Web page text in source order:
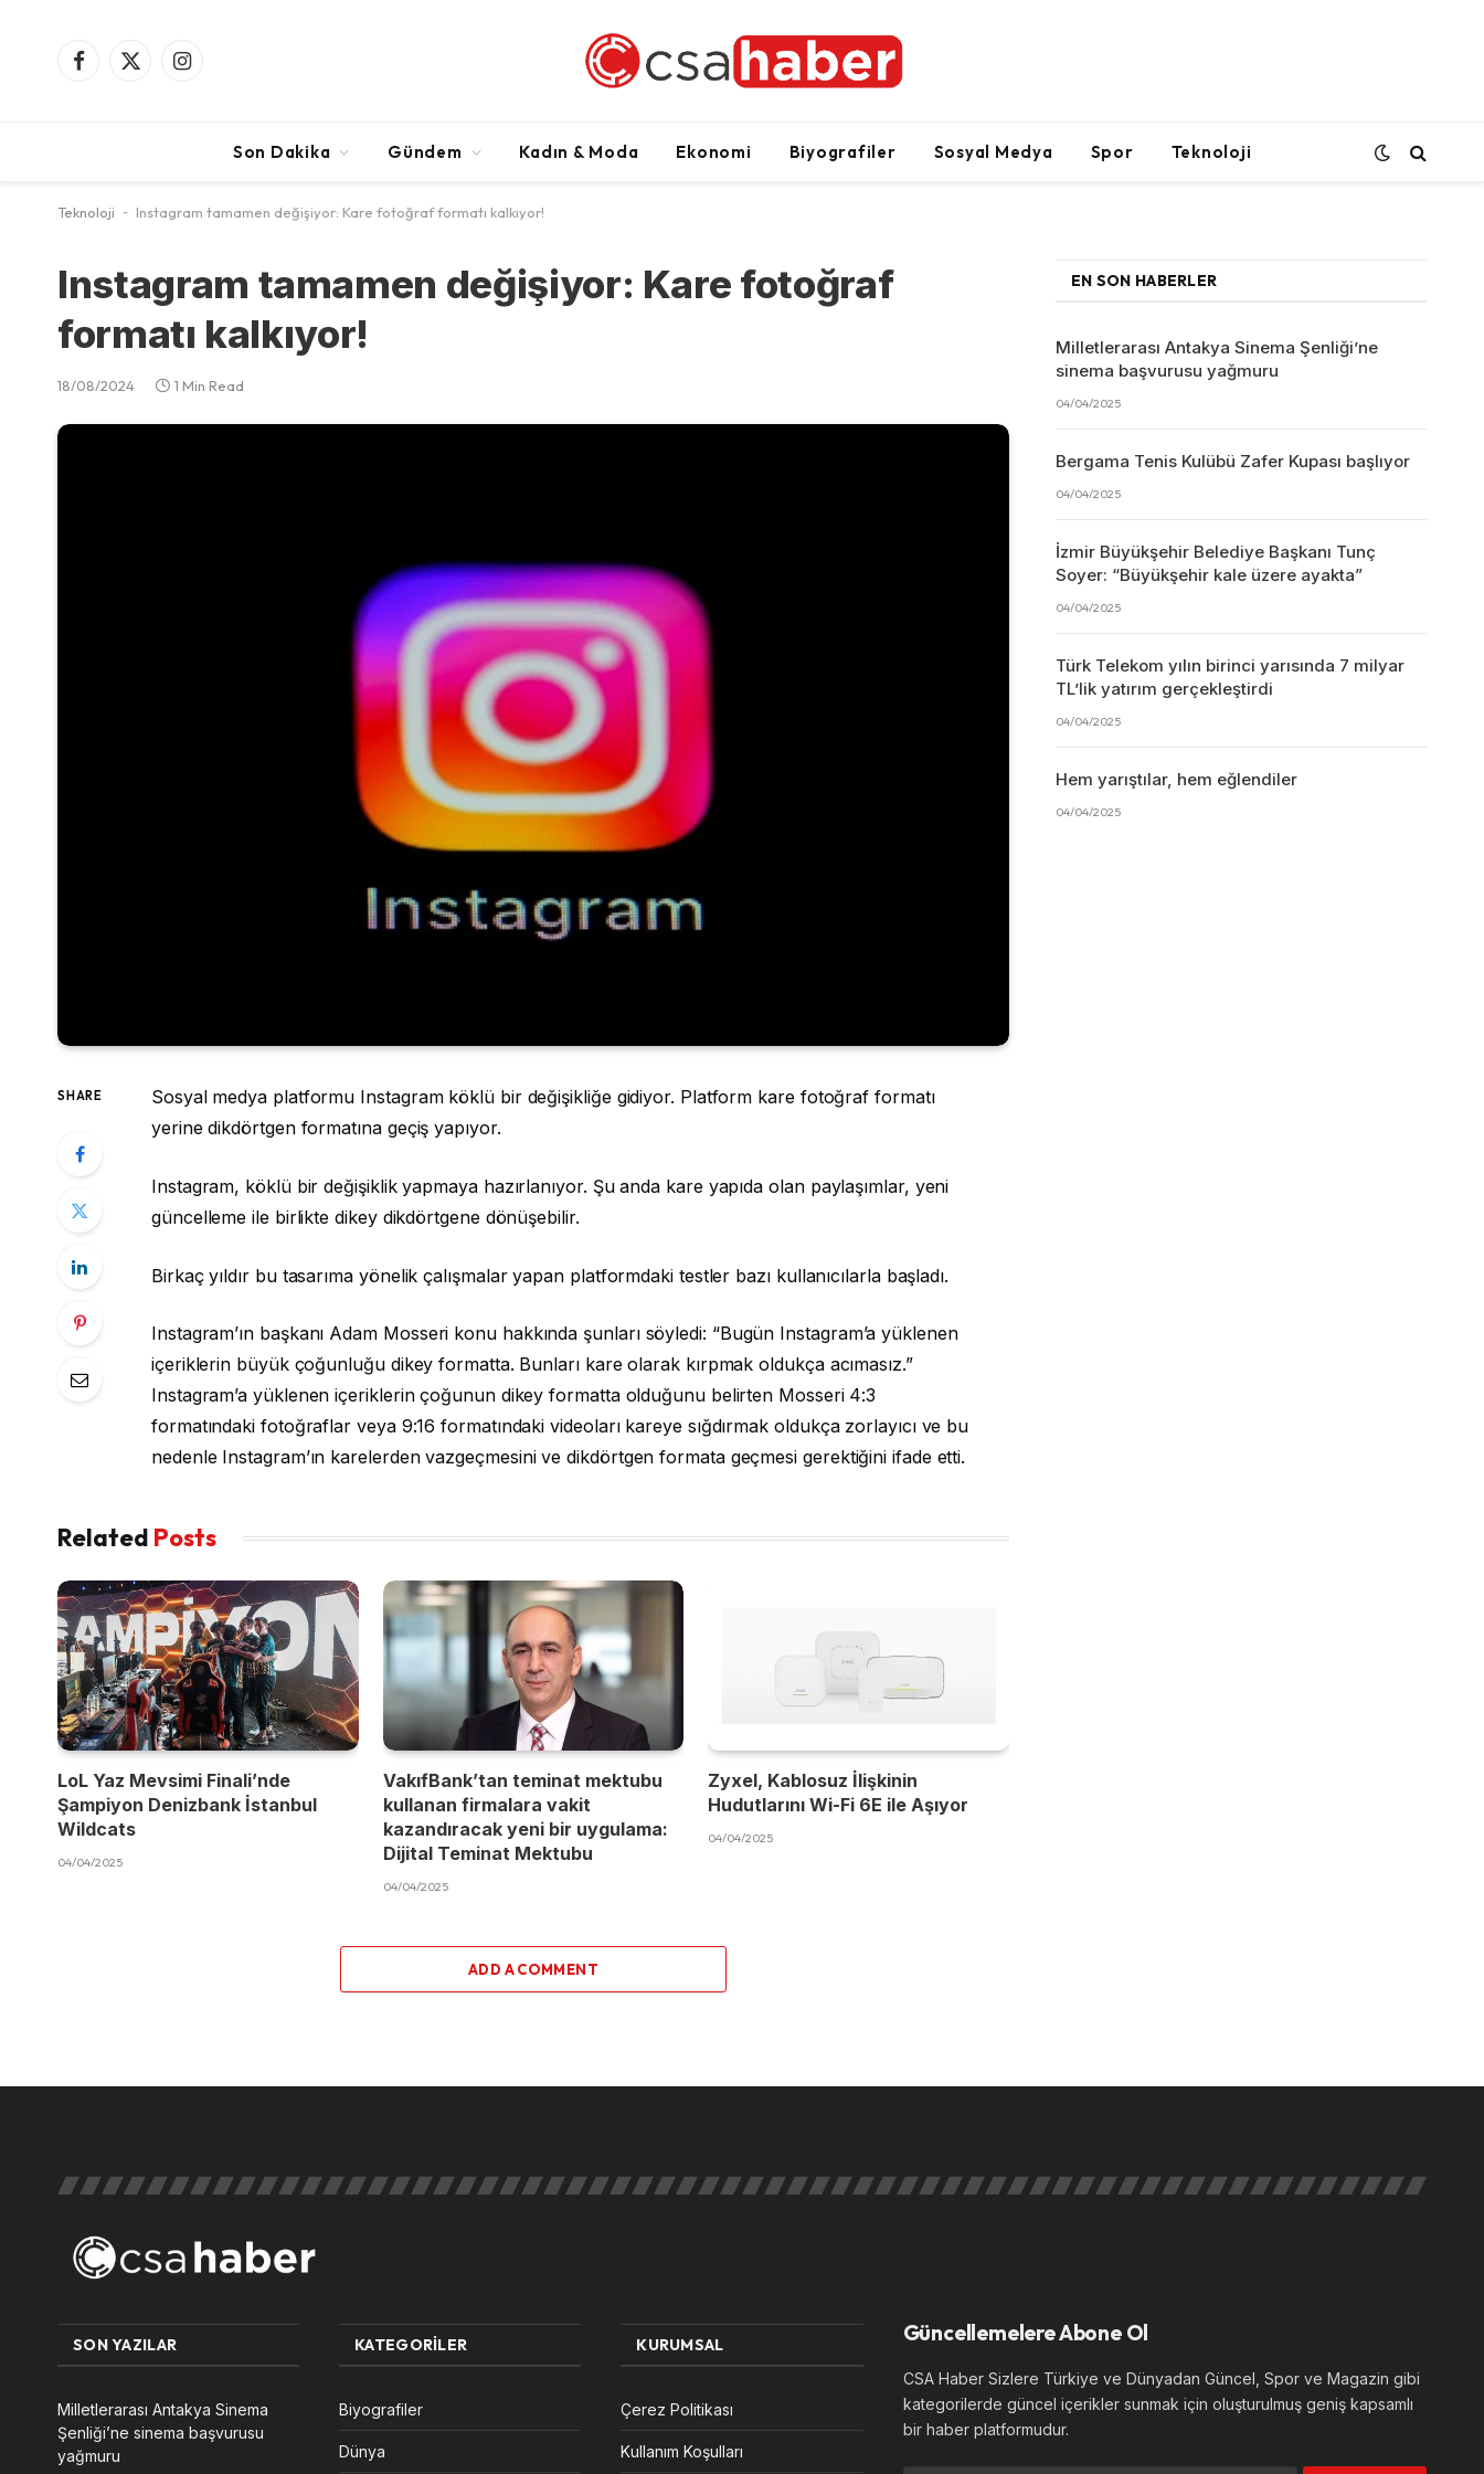
Facebook
X
Instagram
Son Dakika Gündem Kadın & Moda Ekonomi Biyografiler Sosyal Medya Spor Teknoloji
Teknoloji - Instagram tamamen değişiyor: Kare fotoğraf formatı kalkıyor!
Instagram tamamen değişiyor: Kare fotoğraf
formatı kalkıyor!
18/08/2024 1 Min Read
SHARE
Sosyal medya platformu Instagram köklü bir değişikliğe gidiyor. Platform kare fotoğraf formatı
yerine dikdörtgen formatına geçiş yapıyor.
Instagram, köklü bir değişiklik yapmaya hazırlanıyor. Şu anda kare yapıda olan paylaşımlar, yeni
güncelleme ile birlikte dikey dikdörtgene dönüşebilir.
Birkaç yıldır bu tasarıma yönelik çalışmalar yapan platformdaki testler bazı kullanıcılarla başladı.
Instagram’ın başkanı Adam Mosseri konu hakkında şunları söyledi: “Bugün Instagram’a yüklenen
içeriklerin büyük çoğunluğu dikey formatta. Bunları kare olarak kırpmak oldukça acımasız.”
Instagram’a yüklenen içeriklerin çoğunun dikey formatta olduğunu belirten Mosseri 4:3
formatındaki fotoğraflar veya 9:16 formatındaki videoları kareye sığdırmak oldukça zorlayıcı ve bu
nedenle Instagram’ın karelerden vazgeçmesini ve dikdörtgen formata geçmesi gerektiğini ifade etti.
Related Posts
LoL Yaz Mevsimi Finali’nde
Şampiyon Denizbank İstanbul
Wildcats
04/04/2025
VakıfBank’tan teminat mektubu
kullanan firmalara vakit
kazandıracak yeni bir uygulama:
Dijital Teminat Mektubu
04/04/2025
Zyxel, Kablosuz İlişkinin
Hudutlarını Wi-Fi 6E ile Aşıyor
04/04/2025
ADD A COMMENT
EN SON HABERLER
Milletlerarası Antakya Sinema Şenliği’ne
sinema başvurusu yağmuru
04/04/2025
Bergama Tenis Kulübü Zafer Kupası başlıyor
04/04/2025
İzmir Büyükşehir Belediye Başkanı Tunç
Soyer: “Büyükşehir kale üzere ayakta”
04/04/2025
Türk Telekom yılın birinci yarısında 7 milyar
TL’lik yatırım gerçekleştirdi
04/04/2025
Hem yarıştılar, hem eğlendiler
04/04/2025
SON YAZILAR
Milletlerarası Antakya Sinema
Şenliği’ne sinema başvurusu
yağmuru
KATEGORILER
Biyografiler
Dünya
KURUMSAL
Çerez Politikası
Kullanım Koşulları
Güncellemelere Abone Ol
CSA Haber Sizlere Türkiye ve Dünyadan Güncel, Spor ve Magazin gibi
kategorilerde güncel içerikler sunmak için oluşturulmuş geniş kapsamlı
bir haber platformudur.